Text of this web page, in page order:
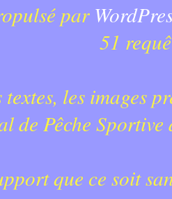
par
51
textes, les images
de Pêche
que ce soit